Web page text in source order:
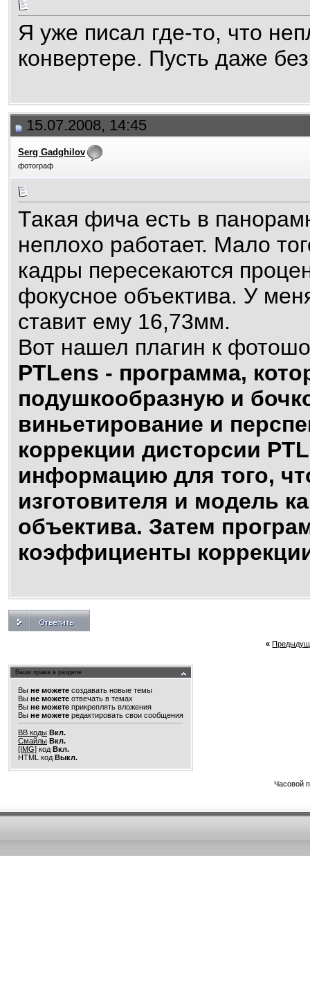
Я уже писал где-то, что
конвертере. Пусть даже
15.07.2008, 14:45
Serg Gadghilov
фотограф
Такая фича есть в
неплохо работает. Мало
кадры пересекаются
фокусное объектива. У
ставит ему 16,73мм.
Вот нашел плагин к
PTLens - программа,
подушкообразную и
виньетирование и
коррекции дисторсии
информацию для того,
изготовителя и модель
объектива. Затем
коэффициенты
«
Ваши права в разделе
Вы не можете создавать новые темы
Вы не можете отвечать в темах
Вы не можете прикреплять вложения
Вы не можете редактировать свои сообщения
BB коды Вкл.
Смайлы Вкл.
[IMG] код Вкл.
HTML код Выкл.
Часовой